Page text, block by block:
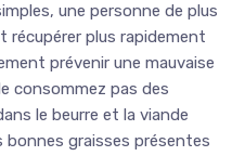
une personne de plus
récupérer plus rapidement
prévenir une mauvaise
consommez pas des
le beurre et la viande
bonnes graisses présentes